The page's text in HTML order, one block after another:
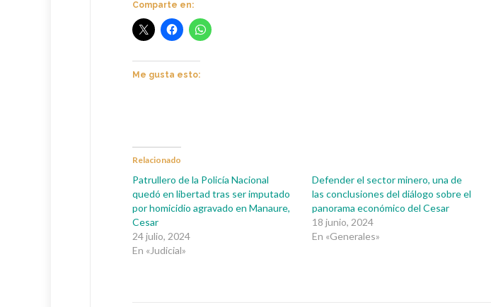
Comparte en:
Me gusta esto:
Relacionado
Patrullero de la Policía Nacional
quedó en libertad tras ser imputado
por homicidio agravado en Manaure,
Cesar
24 julio, 2024
En «Judicial»
Defender el sector minero, una de
las conclusiones del diálogo sobre el
panorama económico del Cesar
18 junio, 2024
En «Generales»